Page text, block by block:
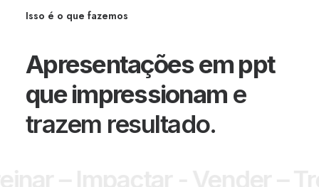
Apresentações em ppt
que impressionam e
trazem resultado.
Isso é o que fazemos